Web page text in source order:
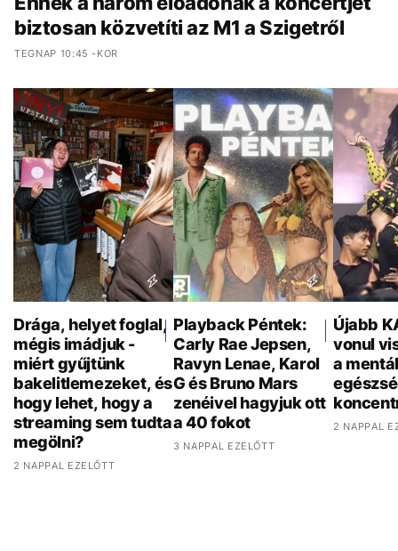
biztosan közvetíti az M1 a Szigetről
TEGNAP 10:45 -KOR
Drága, helyet foglal,
mégis imádjuk -
miért gyűjtünk
bakelitlemezeket, és
hogy lehet, hogy a
streaming sem tudta
megölni?
2 NAPPAL EZELŐTT
Playback Péntek:
Carly Rae Jepsen,
Ravyn Lenae, Karol
G és Bruno Mars
zenéivel hagyjuk ott
a 40 fokot
3 NAPPAL EZELŐTT
Újabb
vonul
a
2 NAPPAL